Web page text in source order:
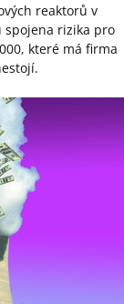
reaktorů v
spojena rizika pro
které má firma